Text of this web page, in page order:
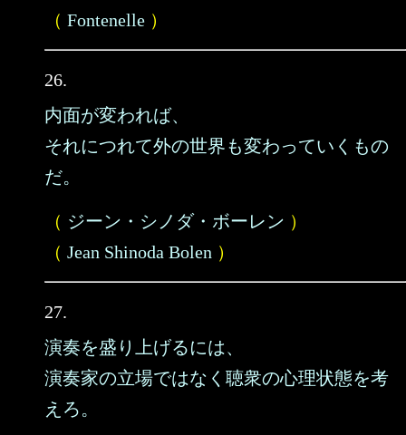
（ Fontenelle ）
26.
内面が変われば、
それにつれて外の世界も変わっていくもの
だ。
（ ジーン・シノダ・ボーレン ）
（ Jean Shinoda Bolen ）
27.
演奏を盛り上げるには、
演奏家の立場ではなく聴衆の心理状態を考
えろ。